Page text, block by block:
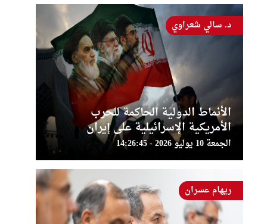
الأنماط الدولية الحاكمة للحرب
الأمريكية الإسرائيلية على إيران
الجمعة 10 يوليو 2026 - 14:26:45
د. سالي شعراوي
ريهام عسران